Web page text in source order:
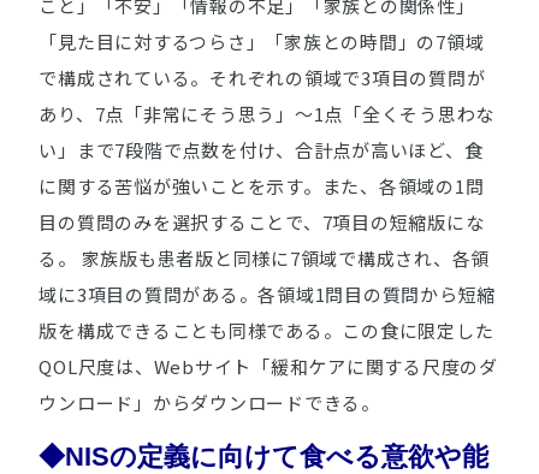
こと」「不安」「情報の不足」「家族との関係性」
「見た目に対するつらさ」「家族との時間」の7領域
で構成されている。それぞれの領域で3項目の質問が
あり、7点「非常にそう思う」～1点「全くそう思わな
い」まで7段階で点数を付け、合計点が高いほど、食
に関する苦悩が強いことを示す。また、各領域の1問
目の質問のみを選択することで、7項目の短縮版にな
る。 家族版も患者版と同様に7領域で構成され、各領
域に3項目の質問がある。各領域1問目の質問から短縮
版を構成できることも同様である。この食に限定した
QOL尺度は、Webサイト「緩和ケアに関する尺度のダ
ウンロード」からダウンロードできる。
◆NISの定義に向けて食べる意欲や能